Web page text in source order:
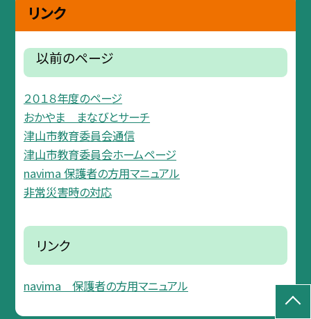
リンク
以前のページ
２０１８年度のページ
おかやま まなびとサーチ
津山市教育委員会通信
津山市教育委員会ホームページ
navima 保護者の方用マニュアル
非常災害時の対応
リンク
navima 保護者の方用マニュアル